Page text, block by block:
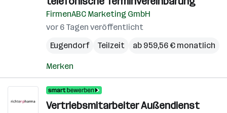
FirmenABC Marketing GmbH
vor 6 Tagen veröffentlicht
Eugendorf
Teilzeit ab 959,56 € monatlich
Merken
Vertriebsmitarbeiter Außendienst